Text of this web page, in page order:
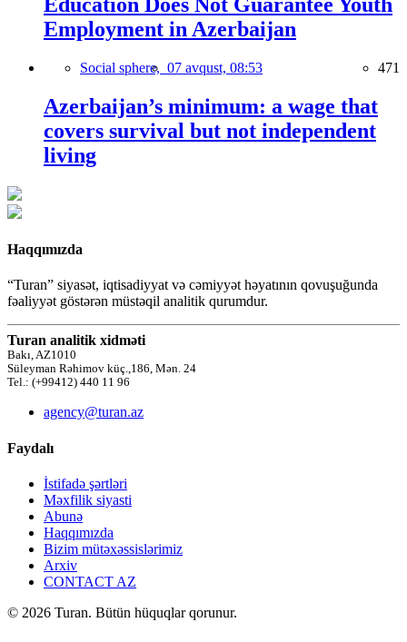
Employment in Azerbaijan
Social sphere, 07 avqust, 08:53 471
Azerbaijan’s minimum: a wage that
covers survival but not independent
living
Haqqımızda
“Turan” siyasət, iqtisadiyyat və cəmiyyət həyatının qovuşuğunda
fəaliyyət göstərən müstəqil analitik qurumdur.
Turan analitik xidməti
Bakı, AZ1010
Süleyman Rəhimov küç.,186, Mən. 24
Tel.: (+99412) 440 11 96
agency@turan.az
Faydalı
İstifadə şərtləri
Məxfilik siyasti
Abunə
Haqqımızda
Bizim mütəxəssislərimiz
Arxiv
CONTACT AZ
© 2026 Turan. Bütün hüquqlar qorunur.